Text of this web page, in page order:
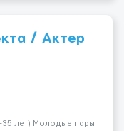
/ Актер
лет) Молодые пары